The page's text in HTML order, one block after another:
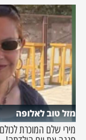
מזל טוב לאלופה
מירי שלם המוכרת